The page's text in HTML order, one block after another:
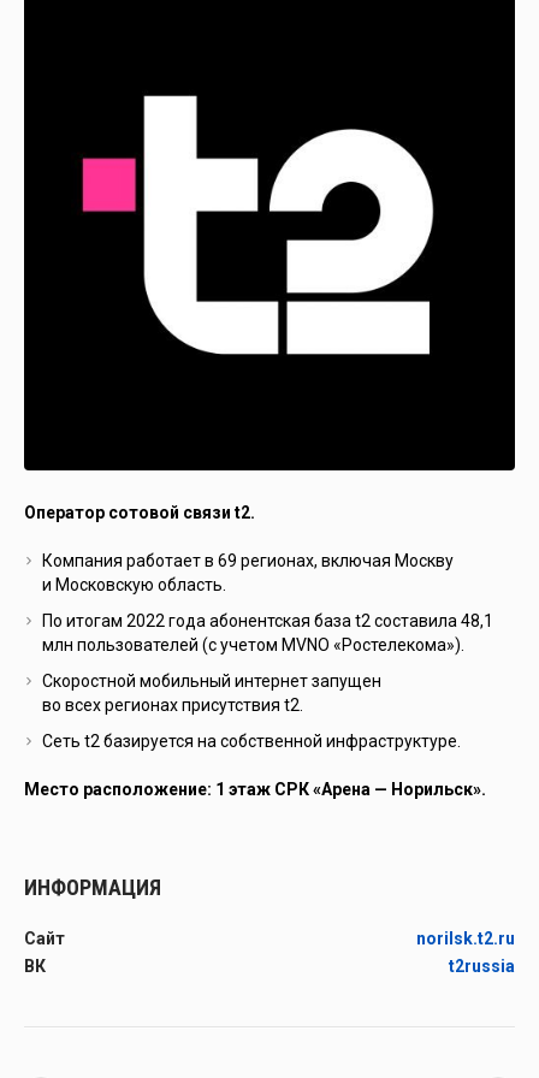
Оператор сотовой связи t2.
Компания работает в 69 регионах, включая Москву
и Московскую область.
По итогам 2022 года абонентская база t2 составила 48,1
млн пользователей (с учетом MVNO «Ростелекома»).
Скоростной мобильный интернет запущен
во всех регионах присутствия t2.
Сеть t2 базируется на собственной инфраструктуре.
Место расположение: 1 этаж СРК «Арена — Норильск».
ИНФОРМАЦИЯ
Сайт
norilsk.t2.ru
ВК
t2russia